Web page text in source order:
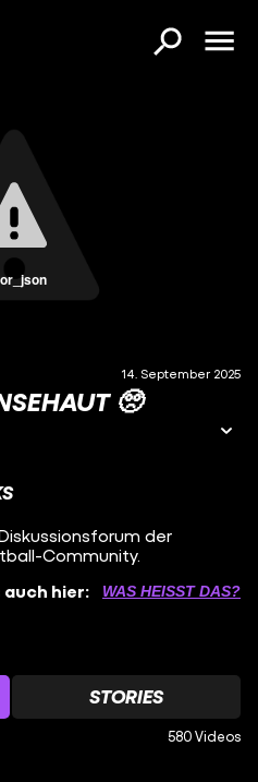
14. September 2025
🥺
der
Community.
auch hier:
WAS HEISST DAS?
STORIES
580 Videos